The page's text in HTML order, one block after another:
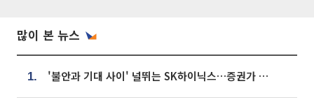
많이 본 뉴스
1. '불안과 기대 사이' 널뛰는 SK하이닉스…증권가 "HBM4·LTA 기반 펀터멘털 견고"